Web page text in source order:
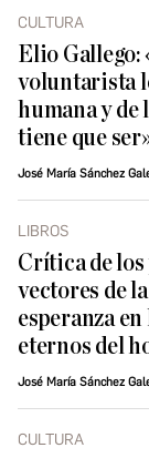
CULTURA
Elio Gallego:
voluntarista
humana y de
tiene que
José María Sánchez
LIBROS
Crítica de
vectores de
esperanza
eternos del
José María Sánchez
CULTURA